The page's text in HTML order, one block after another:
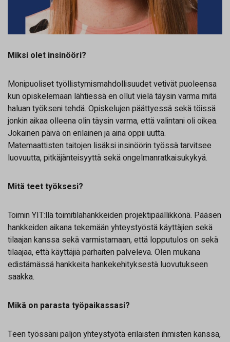
Miksi olet insinööri?
Monipuoliset työllistymismahdollisuudet vetivät puoleensa
kun opiskelemaan lähtiessä en ollut vielä täysin varma mitä
haluan työkseni tehdä. Opiskelujen päättyessä sekä töissä
jonkin aikaa olleena olin täysin varma, että valintani oli oikea.
Jokainen päivä on erilainen ja aina oppii uutta.
Matemaattisten taitojen lisäksi insinöörin työssä tarvitsee
luovuutta, pitkäjänteisyyttä sekä ongelmanratkaisukykyä.
Mitä teet työksesi?
Toimin YIT:llä toimitilahankkeiden projektipäällikkönä. Pääsen
hankkeiden aikana tekemään yhteystyöstä käyttäjien sekä
tilaajan kanssa sekä varmistamaan, että lopputulos on sekä
tilaajaa, että käyttäjiä parhaiten palveleva. Olen mukana
edistämässä hankkeita hankekehityksestä luovutukseen
saakka.
Mikä on parasta työpaikassasi?
Teen työssäni paljon yhteystyötä erilaisten ihmisten kanssa,